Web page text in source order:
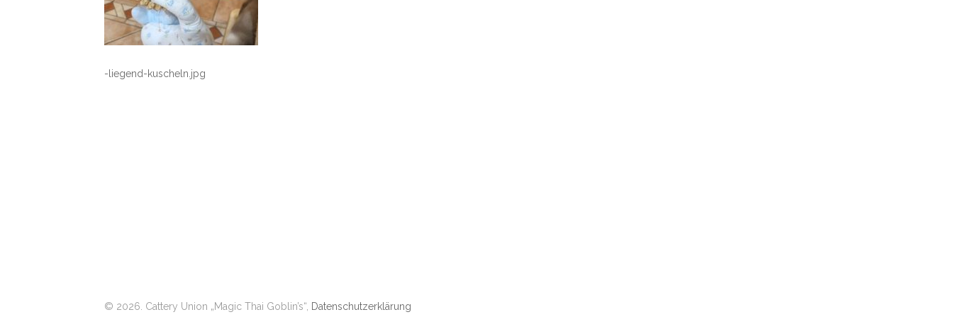
-liegend-kuscheln.jpg
© 2026. Cattery Union „Magic Thai Goblin’s“, Datenschutzerklärung